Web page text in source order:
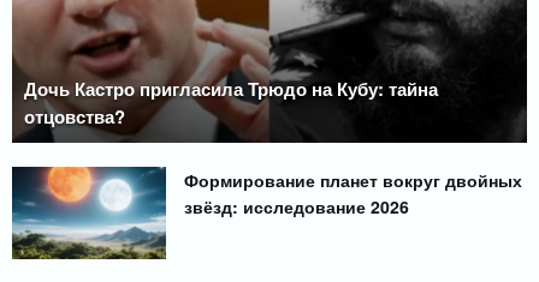
Дочь Кастро пригласила Трюдо на Кубу: тайна
отцовства?
Формирование планет вокруг двойных
звёзд: исследование 2026